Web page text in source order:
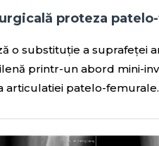
proteza
o substituție a suprafeței
printr-un abord mini-
articulatiei patelo-femurale.